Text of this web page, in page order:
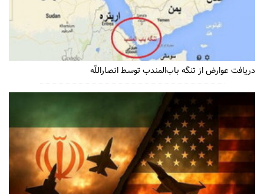
دریافت عوارض از تنگه باب‌المندب توسط انصاراللّه